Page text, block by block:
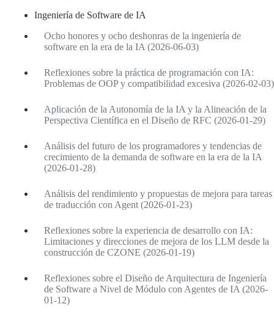
Ingeniería de Software de IA
Ocho honores y ocho deshonras de la ingeniería de
software en la era de la IA (2026-06-03)
Reflexiones sobre la práctica de programación con IA:
Problemas de OOP y compatibilidad excesiva (2026-02-03)
Aplicación de la Autonomía de la IA y la Alineación de la
Perspectiva Científica en el Diseño de RFC (2026-01-29)
Análisis del futuro de los programadores y tendencias de
crecimiento de la demanda de software en la era de la IA
(2026-01-28)
Análisis del rendimiento y propuestas de mejora para tareas
de traducción con Agent (2026-01-23)
Reflexiones sobre la experiencia de desarrollo con IA:
Limitaciones y direcciones de mejora de los LLM desde la
construcción de CZONE (2026-01-19)
Reflexiones sobre el Diseño de Arquitectura de Ingeniería
de Software a Nivel de Módulo con Agentes de IA (2026-
01-12)